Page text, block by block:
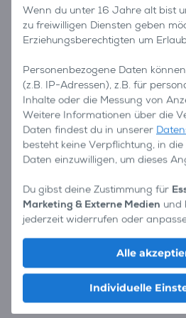
Wenn du unter 16 Jahre alt bist
zu freiwilligen Diensten geben
Erziehungsberechtigten um
Personenbezogene Daten
(z.B. IP-Adressen), z.B. für
Inhalte oder die Messung von
Weitere Informationen über die
Daten findest du in unserer
besteht keine Verpflichtung, in
Daten einzuwilligen, um dieses
Du gibst deine Zustimmung für
Marketing & Externe Medien und
jederzeit widerrufen oder
Individuelle
Alle